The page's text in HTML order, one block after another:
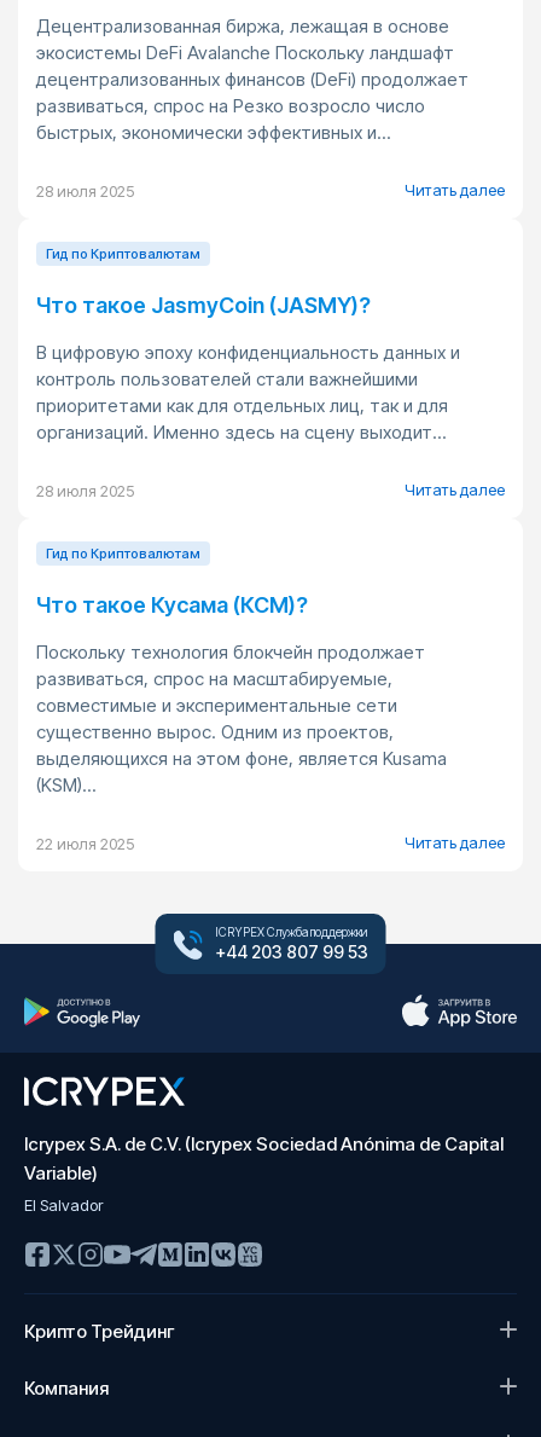
Децентрализованная биржа, лежащая в основе
экосистемы DeFi Avalanche Поскольку ландшафт
децентрализованных финансов (DeFi) продолжает
развиваться, спрос на Резко возросло число
быстрых, экономически эффективных и...
28 июля 2025 Читать далее
Гид по Криптовалютам
Что такое JasmyCoin (JASMY)?
В цифровую эпоху конфиденциальность данных и
контроль пользователей стали важнейшими
приоритетами как для отдельных лиц, так и для
организаций. Именно здесь на сцену выходит...
28 июля 2025 Читать далее
Гид по Криптовалютам
Что такое Кусама (КСМ)?
Поскольку технология блокчейн продолжает
развиваться, спрос на масштабируемые,
совместимые и экспериментальные сети
существенно вырос. Одним из проектов,
выделяющихся на этом фоне, является Kusama
(KSM)...
22 июля 2025 Читать далее
ICRYPEX Служба поддержки
+44 203 807 99 53
Icrypex S.A. de C.V. (Icrypex Sociedad Anónima de Capital
Variable)
El Salvador
Крипто Трейдинг
Компания